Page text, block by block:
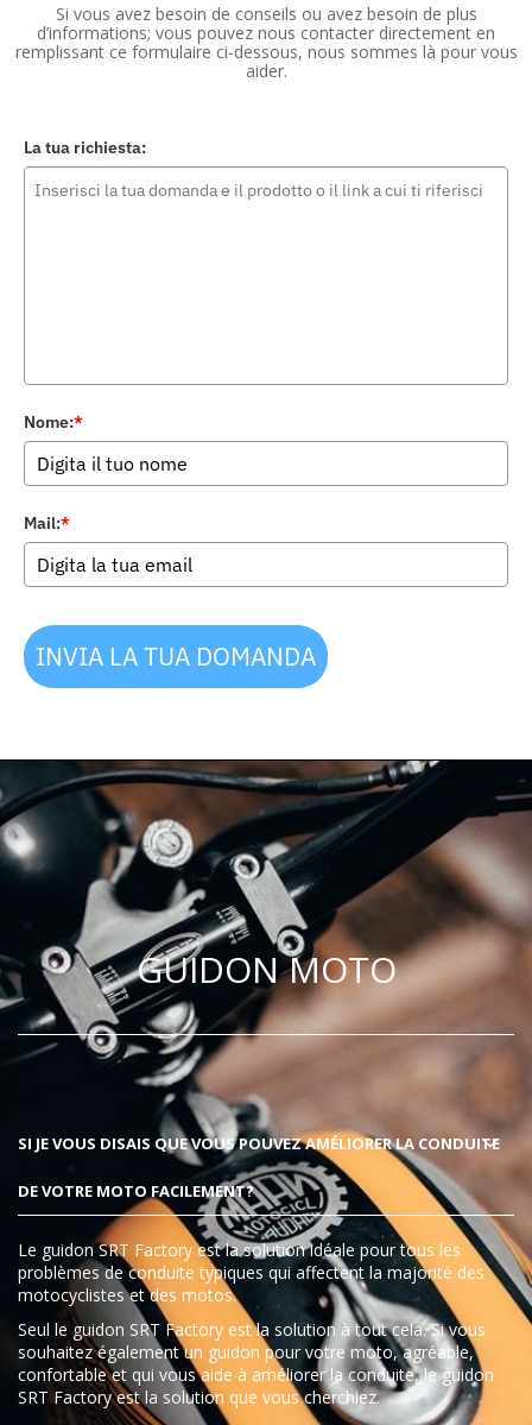
Si vous avez besoin de conseils ou avez besoin de plus
d’informations; vous pouvez nous contacter directement en
remplissant ce formulaire ci-dessous, nous sommes là pour vous
aider.
La tua richiesta:
Nome:*
Mail:*
INVIA LA TUA DOMANDA
GUIDON MOTO
SI JE VOUS DISAIS QUE VOUS POUVEZ AMÉLIORER LA CONDUITE
DE VOTRE MOTO FACILEMENT?
Le guidon SRT Factory est la solution idéale pour tous les
problèmes de conduite typiques qui affectent la majorité des
motocyclistes et des motos.
Seul le guidon SRT Factory est la solution à tout cela. Si vous
souhaitez également un guidon pour votre moto, agréable,
confortable et qui vous aide à améliorer la conduite, le guidon
SRT Factory est la solution que vous cherchiez.